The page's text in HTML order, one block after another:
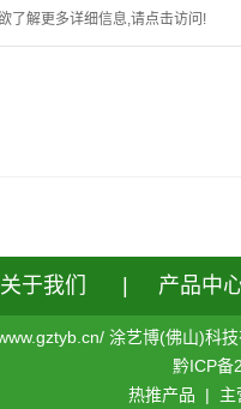
了解更多详细信息,请点击访问!
关于我们 产品中
涂艺博(佛山)科
黔ICP备
热推产品 | 主